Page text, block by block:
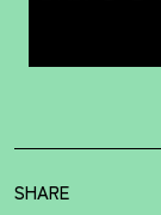
SHARE